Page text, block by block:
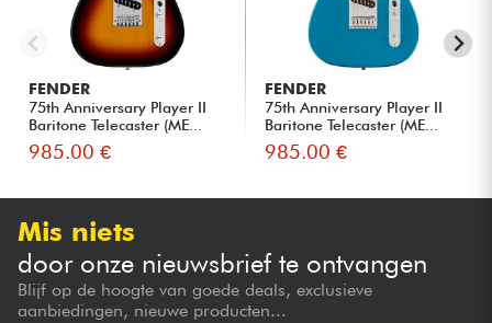
FENDER
75th Anniversary Player II
Baritone Telecaster (ME...
985.00 €
FENDER
75th Anniversary Player II
Baritone Telecaster (ME...
985.00 €
Mis niets
door onze nieuwsbrief te ontvangen
Blijf op de hoogte van goede deals, exclusieve
aanbiedingen, nieuwe producten...